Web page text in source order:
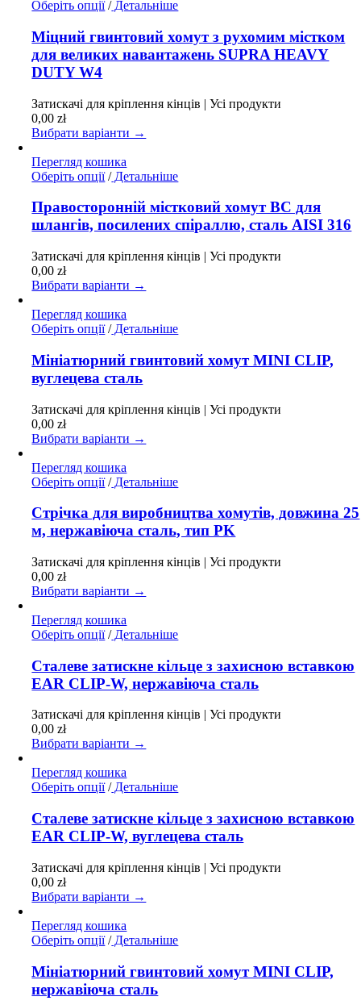
Оберіть опції Цей
має
кілька
варіантів.
вибрати
сторінці
/Детальніше
Міцний гвинтовий хомут з рухомим містком
для великих навантажень SUPRA HEAVY
DUTY W4
Затискачі для кріплення кінців | Усі продукти
0,00zł
Вибрати варіанти →
Перегляд кошика
Оберіть опції Цей
має
варіантів.
можна
на
товару
/Детальніше
Правосторонній містковий хомут BC для
шлангів, посилених спіраллю, сталь AISI 316
Затискачі для кріплення кінців | Усі продукти
0,00zł
Вибрати варіанти →
Перегляд кошика
Оберіть опції Цей
має
кілька
варіантів.
можна
на
товару
/Детальніше
Мініатюрний гвинтовий хомут MINI CLIP,
вуглецева сталь
Затискачі для кріплення кінців | Усі продукти
0,00zł
Вибрати варіанти →
Перегляд кошика
Оберіть опції Цей
має
кілька
варіантів.
можна
на
товару
/Детальніше
Стрічка для виробництва хомутів, довжина 25
м, нержавіюча сталь, тип PK
Затискачі для кріплення кінців | Усі продукти
0,00zł
Вибрати варіанти →
Перегляд кошика
Оберіть опції Цей
має
кілька
варіантів.
можна
на
товару
/Детальніше
Сталеве затискне кільце з захисною вставкою
EAR CLIP-W, нержавіюча сталь
Затискачі для кріплення кінців | Усі продукти
0,00zł
Вибрати варіанти →
Перегляд кошика
Оберіть опції Цей
має
кілька
варіантів.
можна
на
товару
/Детальніше
Сталеве затискне кільце з захисною вставкою
EAR CLIP-W, вуглецева сталь
Затискачі для кріплення кінців | Усі продукти
0,00zł
Вибрати варіанти →
Перегляд кошика
Оберіть опції Цей
має
кілька
варіантів.
/Детальніше
Мініатюрний гвинтовий хомут MINI CLIP,
нержавіюча сталь